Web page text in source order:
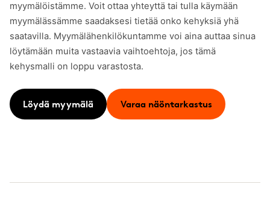
myymälöistämme. Voit ottaa yhteyttä tai tulla käymään
myymälässämme saadaksesi tietää onko kehyksiä yhä
saatavilla. Myymälähenkilökuntamme voi aina auttaa sinua
löytämään muita vastaavia vaihtoehtoja, jos tämä
kehysmalli on loppu varastosta.
Löydä myymälä Varaa näöntarkastus